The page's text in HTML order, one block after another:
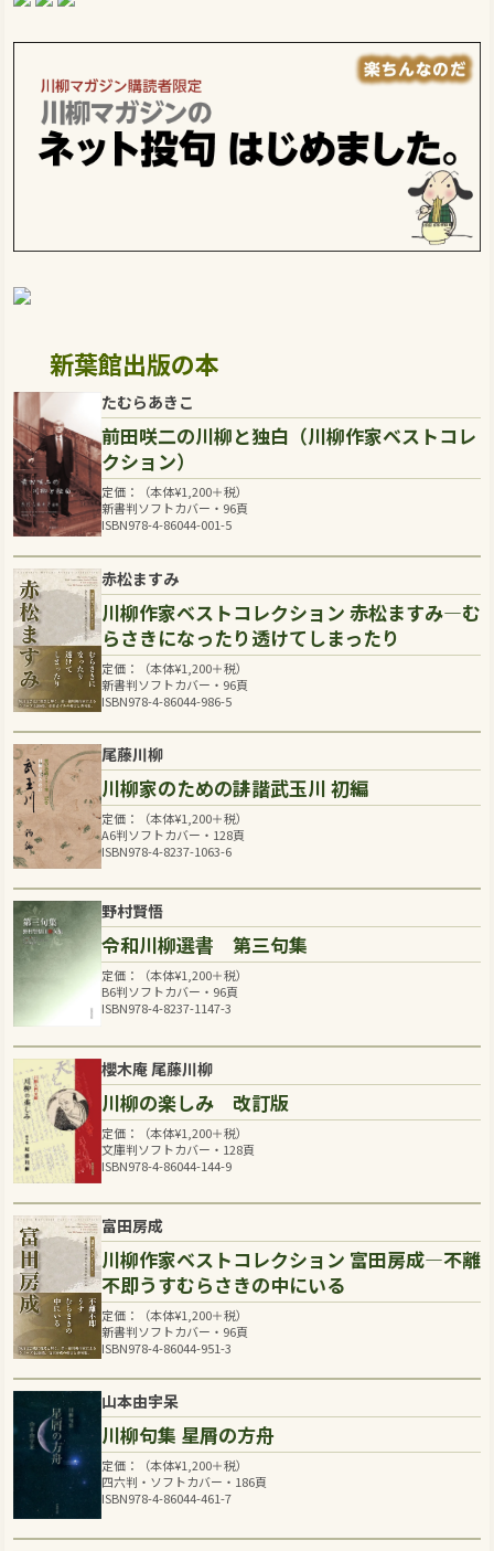
新葉館出版の本
たむらあきこ
前田咲二の川柳と独白（川柳作家ベストコレ
クション）
定価：（本体¥1,200＋税）
新書判ソフトカバー・96頁
ISBN978-4-86044-001-5
赤松ますみ
川柳作家ベストコレクション 赤松ますみ―む
らさきになったり透けてしまったり
定価：（本体¥1,200＋税）
新書判ソフトカバー・96頁
ISBN978-4-86044-986-5
尾藤川柳
川柳家のための誹諧武玉川 初編
定価：（本体¥1,200＋税）
A6判ソフトカバー・128頁
ISBN978-4-8237-1063-6
野村賢悟
令和川柳選書 第三句集
定価：（本体¥1,200＋税）
B6判ソフトカバー・96頁
ISBN978-4-8237-1147-3
櫻木庵 尾藤川柳
川柳の楽しみ 改訂版
定価：（本体¥1,200＋税）
文庫判ソフトカバー・128頁
ISBN978-4-86044-144-9
富田房成
川柳作家ベストコレクション 富田房成―不離
不即うすむらさきの中にいる
定価：（本体¥1,200＋税）
新書判ソフトカバー・96頁
ISBN978-4-86044-951-3
山本由宇呆
川柳句集 星屑の方舟
定価：（本体¥1,200＋税）
四六判・ソフトカバー・186頁
ISBN978-4-86044-461-7